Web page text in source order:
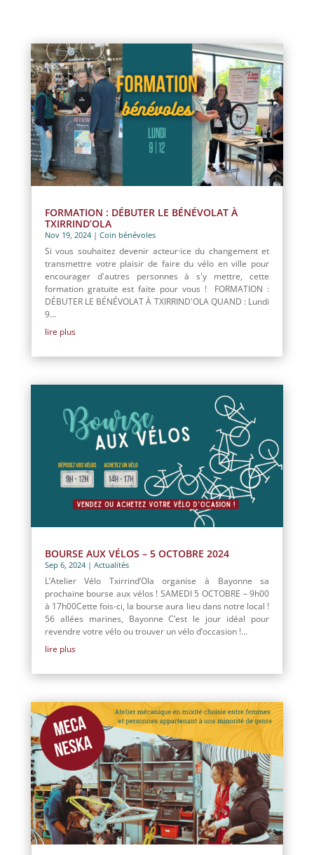
FORMATION : DÉBUTER LE BÉNÉVOLAT À
TXIRRIND’OLA
Nov 19, 2024| Coin bénévoles
Si vous souhaitez devenir acteur·ice du changement et
transmettre votre plaisir de faire du vélo en ville pour
encourager d'autres personnes à s'y mettre, cette
formation gratuite est faite pour vous ! FORMATION :
DÉBUTER LE BÉNÉVOLAT À TXIRRIND'OLA QUAND : Lundi
9...
lire plus
BOURSE AUX VÉLOS – 5 OCTOBRE 2024
Sep 6, 2024| Actualités
L’Atelier Vélo Txirrind’Ola organise à Bayonne sa
prochaine bourse aux vélos ! SAMEDI 5 OCTOBRE – 9h00
à 17h00Cette fois-ci, la bourse aura lieu dans notre local !
56 allées marines, Bayonne C’est le jour idéal pour
revendre votre vélo ou trouver un vélo d’occasion !...
lire plus